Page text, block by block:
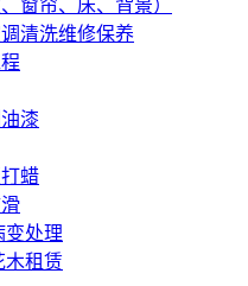
窗帘、床、背景）
清洗维修保养
漆
蜡
变处理
木租赁